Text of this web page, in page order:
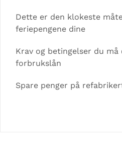
Dette er den klokeste
feriepengene dine
Krav og betingelser du
forbrukslån
Spare penger på